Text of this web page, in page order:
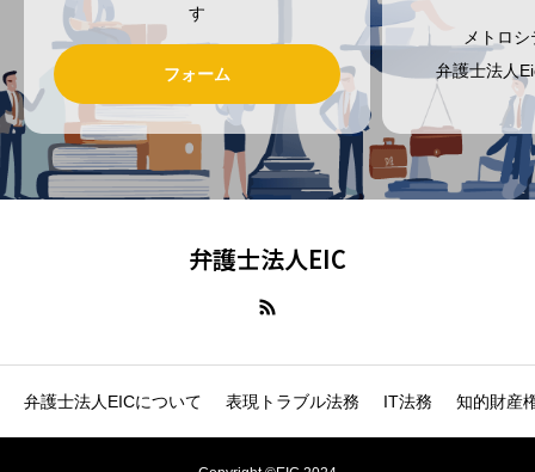
す
フォーム
メトロ
弁護士法人
弁護士法人EIC
弁護士法人EICについて 表現トラブル法務 IT法務 知的財産